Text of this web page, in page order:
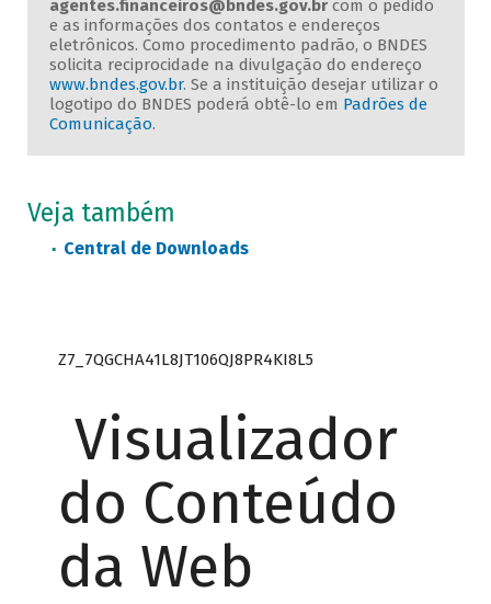
agentes.financeiros@bndes.gov.brcom o pedido
e as informações dos contatos e endereços
eletrônicos. Como procedimento padrão, o BNDES
solicita reciprocidade na divulgação do endereço
www.bndes.gov.br. Se a instituição desejar utilizar o
logotipo do BNDES poderá obtê-lo em Padrões de
Comunicação.
Veja também
Central de Downloads
Z7_7QGCHA41L8JT106QJ8PR4KI8L5
Visualizador
do Conteúdo
da Web